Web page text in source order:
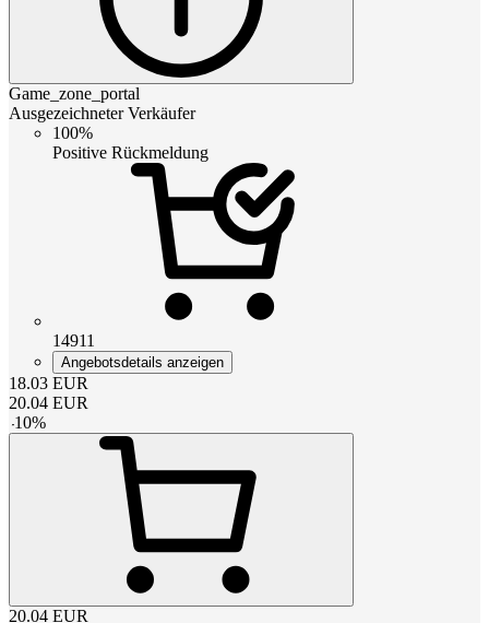
Game_zone_portal
Ausgezeichneter Verkäufer
100%
Positive Rückmeldung
14911
Angebotsdetails anzeigen
18.03 EUR
20.04 EUR
-10%
20.04 EUR